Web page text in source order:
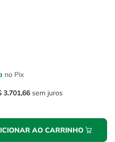
no Pix
3.701,66 sem juros
AO CARRINHO